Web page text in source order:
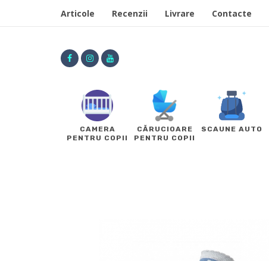
Articole Recenzii Livrare Contacte
CAMERA
PENTRU COPII
CĂRUCIOARE
PENTRU COPII
SCAUNE AUTO